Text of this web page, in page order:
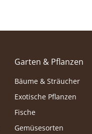
Garten & Pflanzen
Bäume & Sträucher
Exotische Pflanzen
Fische
Gemüsesorten